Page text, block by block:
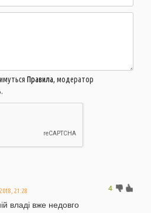
Правила, модератор
4
21:28
владі вже недовго